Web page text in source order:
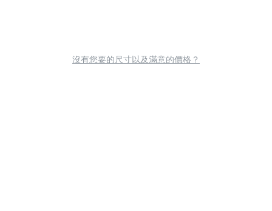
沒有您要的尺寸以及滿意的價格？